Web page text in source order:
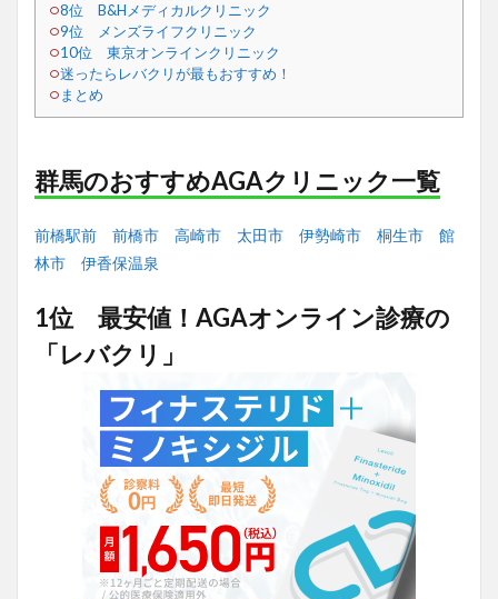
8位 B&Hメディカルクリニック
9位 メンズライフクリニック
10位 東京オンラインクリニック
迷ったらレバクリが最もおすすめ！
まとめ
群馬のおすすめAGAクリニック一覧
前橋駅前 前橋市 高崎市 太田市 伊勢崎市 桐生市
館
林市
伊香保温泉
1位 最安値！AGAオンライン診療の
「レバクリ」